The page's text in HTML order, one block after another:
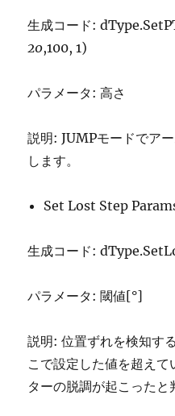
生成コード:
20,100, 1)
パラメータ: 高さ
説明: JUMPモードでア
します。
Set Lost Step
生成コード:
パラメータ: 閾値[°]
説明: 位置ずれを検知す
こで設定した値を超え
ターの脱調が起こったと